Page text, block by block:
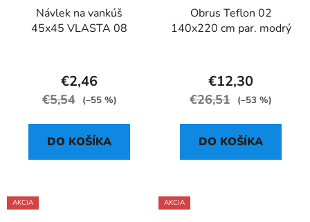
Návlek na vankúš
45x45 VLASTA 08
€2,46
€5,54 (–55 %)
DO KOŠÍKA
Obrus Teflon 02
140x220 cm par. modrý
€12,30
€26,51 (–53 %)
DO KOŠÍKA
AKCIA AKCIA